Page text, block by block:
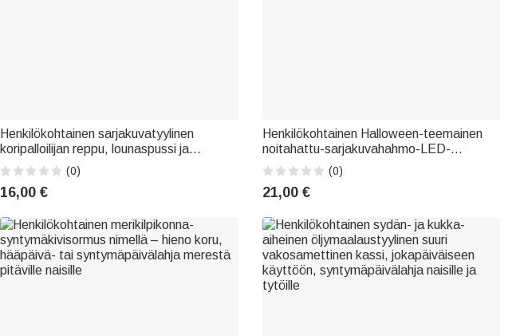
Henkilökohtainen sarjakuvatyylinen
koripalloilijan reppu, lounaspussi ja
kynäkotelo, joissa on nimi ja numero –
koulunaloituslahja lapsille, koripalloilijoille ja
koripallon ystäville
(0)
16,00 €
Henkilökohtainen Halloween-teemainen
noitahattu-sarjakuvahahmo-LED-
valokassi, jossa on nimi – ”Trick or Treat” -
Halloween-juhlahahmo, lahja pojille ja
tytöille
(0)
21,00 €